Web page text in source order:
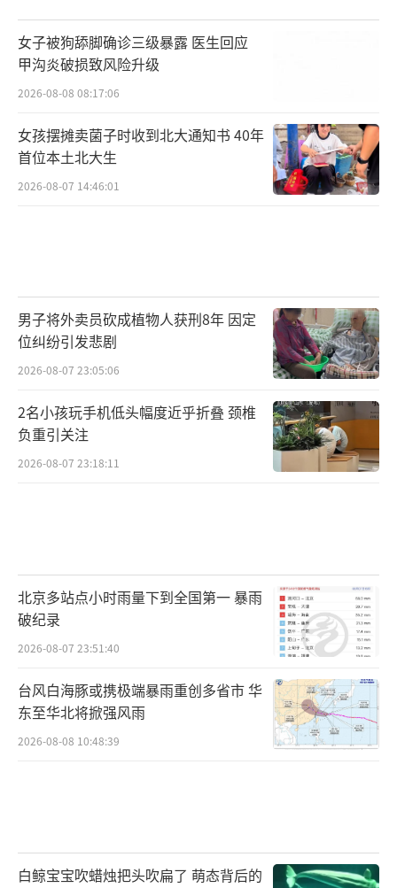
女子被狗舔脚确诊三级暴露 医生回应
甲沟炎破损致风险升级
2026-08-08 08:17:06
女孩摆摊卖菌子时收到北大通知书 40年
首位本土北大生
2026-08-07 14:46:01
男子将外卖员砍成植物人获刑8年 因定
位纠纷引发悲剧
2026-08-07 23:05:06
2名小孩玩手机低头幅度近乎折叠 颈椎
负重引关注
2026-08-07 23:18:11
北京多站点小时雨量下到全国第一 暴雨
破纪录
2026-08-07 23:51:40
台风白海豚或携极端暴雨重创多省市 华
东至华北将掀强风雨
2026-08-08 10:48:39
白鲸宝宝吹蜡烛把头吹扁了 萌态背后的